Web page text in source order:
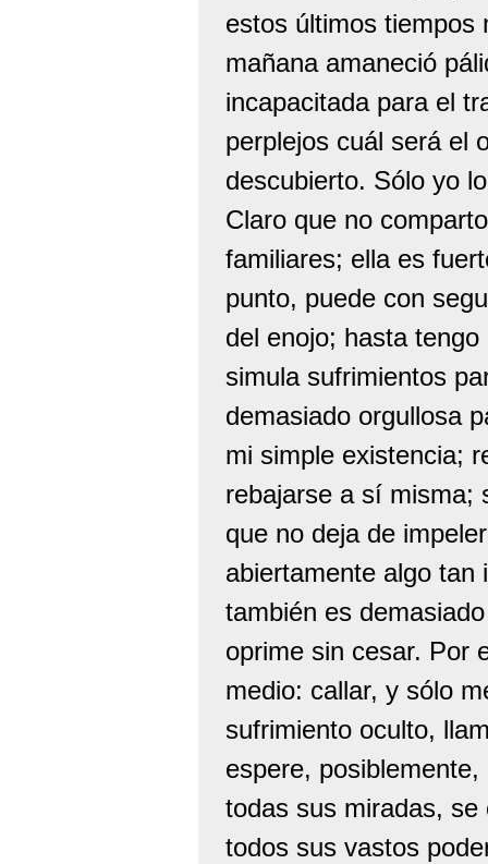
estos últimos tiempos
mañana amaneció
incapacitada para el
perplejos cuál será el
descubierto. Sólo yo
Claro que no
familiares; ella es
punto, puede con
del enojo; hasta
simula sufrimientos
demasiado orgullosa
mi simple existencia;
rebajarse a sí misma;
que no deja de
abiertamente algo tan
también es
oprime sin cesar. Por
medio: callar, y sólo
sufrimiento oculto,
espere,
todas sus miradas,
todos sus vastos